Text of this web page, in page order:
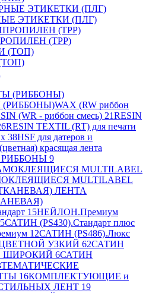
ЭТИКЕТКИ (ПЛГ)
(TPP)
WAX (RW риббон
(WR - риббон смесь) 21RESIN
RESIN TEXTIL (RT) для печати
38HSF для датеров и
красящая лента
9
MULTILABEL
15НЕЙЛОН.Премиум
5САТИН (PS430).Стандарт плюс
12САТИН (PS486).Люкс
ЦВЕТНОЙ УЗКИЙ 62САТИН
ШИРОКИЙ 6САТИН
ТЕМАТИЧЕСКИЕ
16КОМПЛЕКТУЮЩИЕ и
ЛЕНТ 19